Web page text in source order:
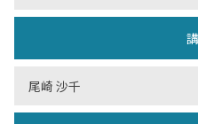
尾崎 沙千